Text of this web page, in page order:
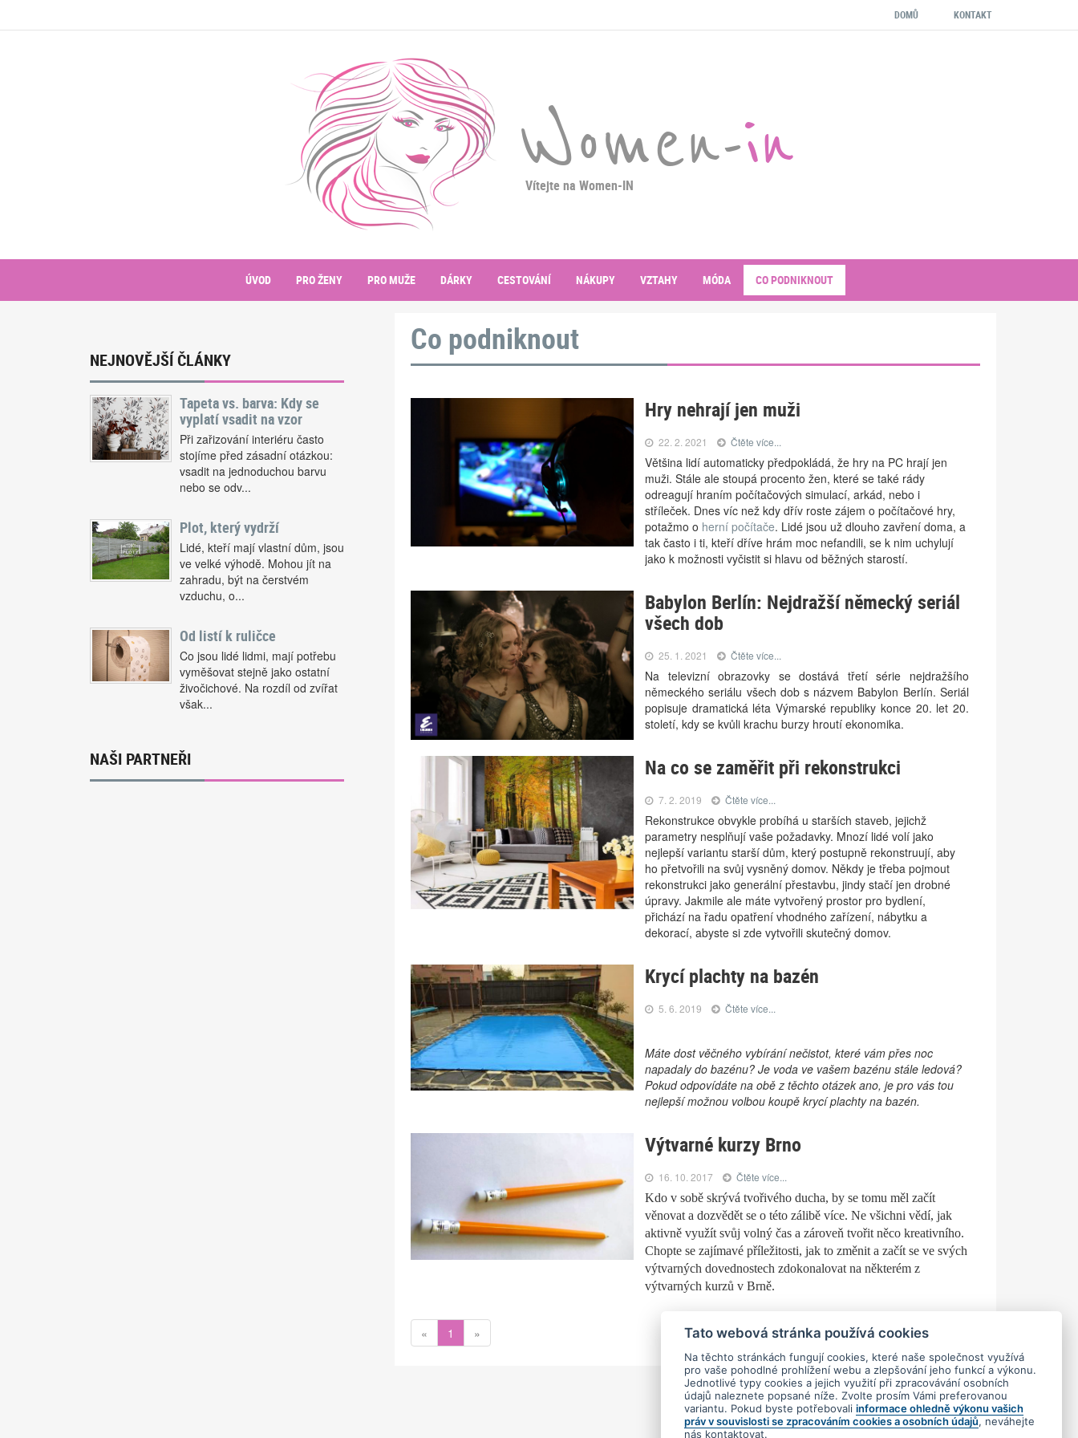
DOMŮ KONTAKT
Women-in
Vítejte na Women-IN
ÚVOD PRO ŽENY PRO MUŽE DÁRKY CESTOVÁNÍ NÁKUPY VZTAHY MÓDA CO PODNIKNOUT
NEJNOVĚJŠÍ ČLÁNKY
Tapeta vs. barva: Kdy se
vyplatí vsadit na vzor
Při zařizování interiéru často
stojíme před zásadní otázkou:
vsadit na jednoduchou barvu
nebo se odv...
Plot, který vydrží
Lidé, kteří mají vlastní dům, jsou
ve velké výhodě. Mohou jít na
zahradu, být na čerstvém
vzduchu, o...
Od listí k ruličce
Co jsou lidé lidmi, mají potřebu
vyměšovat stejně jako ostatní
živočichové. Na rozdíl od zvířat
však...
NAŠI PARTNEŘI
Co podniknout
Hry nehrají jen muži
22. 2. 2021 Čtěte více...
Většina lidí automaticky předpokládá, že hry na PC hrají jen
muži. Stále ale stoupá procento žen, které se také rády
odreagují hraním počítačových simulací, arkád, nebo i
stříleček. Dnes víc než kdy dřív roste zájem o počítačové hry,
potažmo o herní počítače. Lidé jsou už dlouho zavření doma, a
tak často i ti, kteří dříve hrám moc nefandili, se k nim uchylují
jako k možnosti vyčistit si hlavu od běžných starostí.
Babylon Berlín: Nejdražší německý seriál
všech dob
25. 1. 2021 Čtěte více...
Na televizní obrazovky se dostává třetí série nejdražšího
německého seriálu všech dob s názvem Babylon Berlín. Seriál
popisuje dramatická léta Výmarské republiky konce 20. let 20.
století, kdy se kvůli krachu burzy hroutí ekonomika.
Na co se zaměřit při rekonstrukci
7. 2. 2019 Čtěte více...
Rekonstrukce obvykle probíhá u starších staveb, jejichž
parametry nesplňují vaše požadavky. Mnozí lidé volí jako
nejlepší variantu starší dům, který postupně rekonstruují, aby
ho přetvořili na svůj vysněný domov. Někdy je třeba pojmout
rekonstrukci jako generální přestavbu, jindy stačí jen drobné
úpravy. Jakmile ale máte vytvořený prostor pro bydlení,
přichází na řadu opatření vhodného zařízení, nábytku a
dekorací, abyste si zde vytvořili skutečný domov.
Krycí plachty na bazén
5. 6. 2019 Čtěte více...
Máte dost věčného vybírání nečistot, které vám přes noc
napadaly do bazénu? Je voda ve vašem bazénu stále ledová?
Pokud odpovídáte na obě z těchto otázek ano, je pro vás tou
nejlepší možnou volbou koupě krycí plachty na bazén.
Výtvarné kurzy Brno
16. 10. 2017
Čtěte více...
Kdo v sobě skrývá tvořivého ducha, by se tomu měl začít
věnovat a dozvědět se o této zálibě více. Ne všichni vědí, jak
aktivně využít svůj volný čas a zároveň tvořit něco kreativního.
Chopte se zajímavé příležitosti, jak to změnit a začít se ve svých
výtvarných dovednostech zdokonalovat na některém z
výtvarných kurzů v Brně.
« 1 » Tato webová stránka používá cookies
Na těchto stránkách fungují cookies, které naše společnost využívá
pro vaše pohodlné prohlížení webu a zlepšování jeho funkcí a výkonu.
Jednotlivé typy cookies a jejich využití při zpracovávání osobních
údajů naleznete popsané níže. Zvolte prosím Vámi preferovanou
variantu. Pokud byste potřebovali informace ohledně výkonu vašich
práv v souvislosti se zpracováním cookies a osobních údajů, neváhejte
nás kontaktovat.